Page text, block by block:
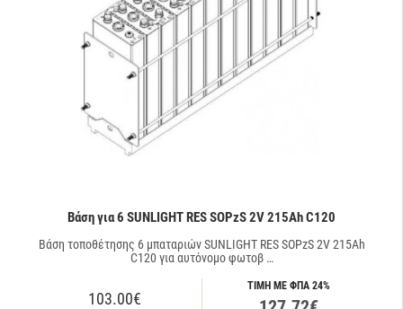
Βάση για 6 SUNLIGHT RES SOPzS 2V 215Ah C120
Βάση τοποθέτησης 6 μπαταριών SUNLIGHT RES SOPzS 2V 215Ah
C120 για αυτόνομο φωτοβ …
103.00€
ΤΙΜΗ ΜΕ ΦΠΑ 24%